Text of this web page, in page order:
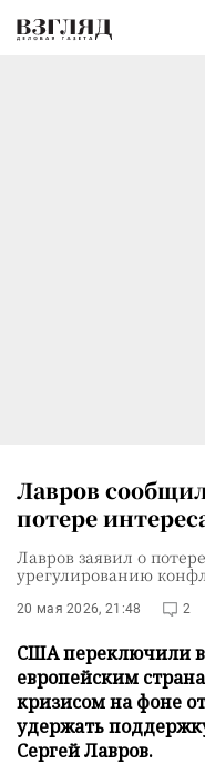
Лавров
потере
Лавров заявил о
урегулированию
20 мая 2026, 21:48 2
США переключили
европейским
кризисом на фоне
удержать
Сергей Лавров.